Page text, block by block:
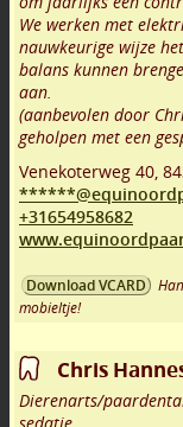
We werken met
nauwkeurige wijze
balans kunnen
aan.
(aanbevolen door
geholpen met een
Venekoterweg 40
+31654958682
Download VCARD
mobieltje!
Chris
Dierenarts/